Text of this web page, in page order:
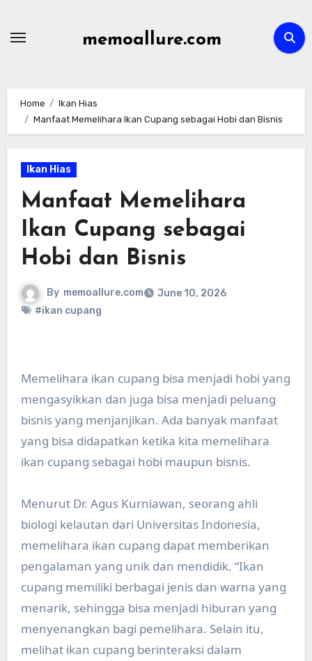
memoallure.com
Home
Ikan Hias
Manfaat Memelihara Ikan Cupang sebagai Hobi dan Bisnis
Ikan Hias
Manfaat Memelihara
Ikan Cupang sebagai
Hobi dan Bisnis
By memoallure.com
June 10, 2026
#ikan cupang
Memelihara ikan cupang bisa menjadi hobi yang
mengasyikkan dan juga bisa menjadi peluang
bisnis yang menjanjikan. Ada banyak manfaat
yang bisa didapatkan ketika kita memelihara
ikan cupang sebagai hobi maupun bisnis.
Menurut Dr. Agus Kurniawan, seorang ahli
biologi kelautan dari Universitas Indonesia,
memelihara ikan cupang dapat memberikan
pengalaman yang unik dan mendidik. “Ikan
cupang memiliki berbagai jenis dan warna yang
menarik, sehingga bisa menjadi hiburan yang
menyenangkan bagi pemelihara. Selain itu,
melihat ikan cupang berinteraksi dalam